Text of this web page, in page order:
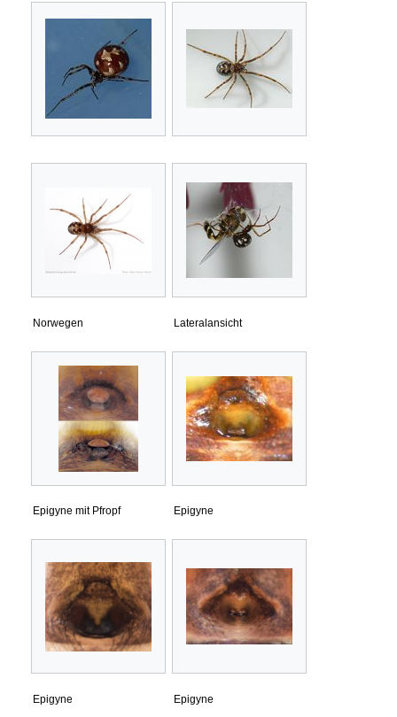
Norwegen Lateralansicht
Epigyne mit Pfropf Epigyne
Epigyne Epigyne